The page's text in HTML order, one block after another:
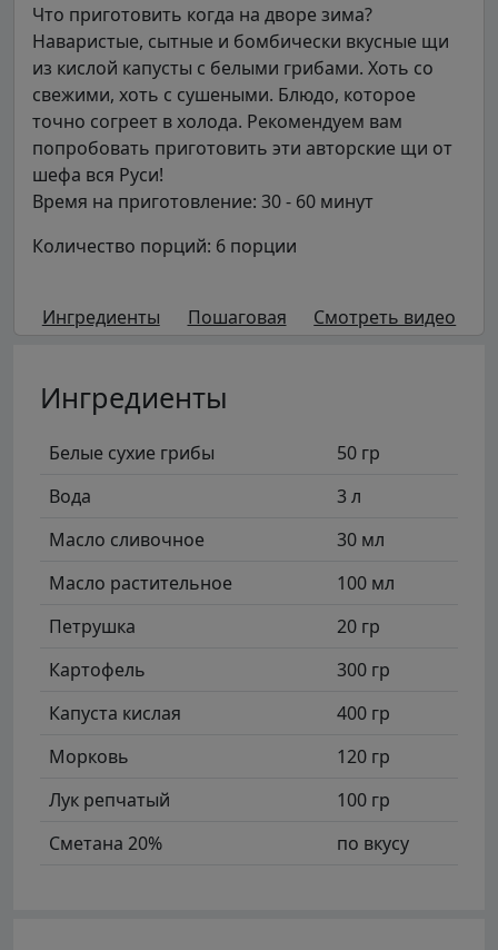
Что приготовить когда на дворе зима?
Наваристые, сытные и бомбически вкусные щи
из кислой капусты с белыми грибами. Хоть со
свежими, хоть с сушеными. Блюдо, которое
точно согреет в холода. Рекомендуем вам
попробовать приготовить эти авторские щи от
шефа вся Руси!
Время на приготовление: 30 - 60 минут
Количество порций: 6 порции
Ингредиенты Пошаговая Смотреть видео
Ингредиенты
Белые сухие грибы
50 гр
Вода
3 л
Масло сливочное
30 мл
Масло растительное
100 мл
Петрушка
20 гр
Картофель
300 гр
Капуста кислая
400 гр
Морковь
120 гр
Лук репчатый
100 гр
Сметана 20%
по вкусу